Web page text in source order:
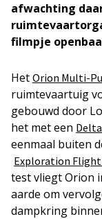
afwachting
filmpje
Het Orion Multi-
ruimtevaartuig
gebouwd door
het met een
eenmaal buiten
Exploration Flight
test vliegt Orion
aarde om
dampkring